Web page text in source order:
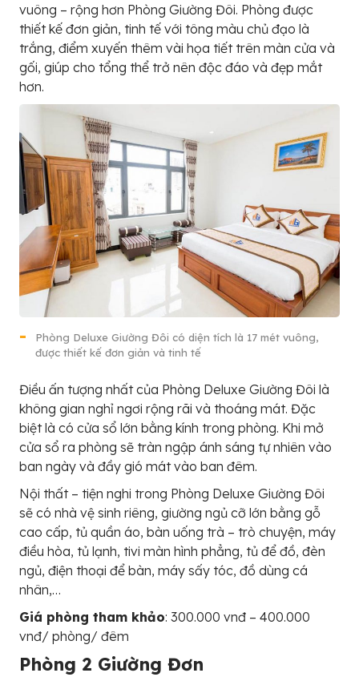
vuông – rộng hơn Phòng Giường Đôi. Phòng được
thiết kế đơn giản, tinh tế với tông màu chủ đạo là
trắng, điểm xuyến thêm vài họa tiết trên màn cửa và
gối, giúp cho tổng thể trở nên độc đáo và đẹp mắt
hơn.
Phòng Deluxe Giường Đôi có diện tích là 17 mét vuông,
được thiết kế đơn giản và tinh tế
Điều ấn tượng nhất của Phòng Deluxe Giường Đôi là
không gian nghỉ ngơi rộng rãi và thoáng mát. Đặc
biệt là có cửa sổ lớn bằng kính trong phòng. Khi mở
cửa sổ ra phòng sẽ tràn ngập ánh sáng tự nhiên vào
ban ngày và đầy gió mát vào ban đêm.
Nội thất – tiện nghi trong Phòng Deluxe Giường Đôi
sẽ có nhà vệ sinh riêng, giường ngủ cỡ lớn bằng gỗ
cao cấp, tủ quần áo, bàn uống trà – trò chuyện, máy
điều hòa, tủ lạnh, tivi màn hình phẳng, tủ để đồ, đèn
ngủ, điện thoại để bàn, máy sấy tóc, đồ dùng cá
nhân,…
Giá phòng tham khảo: 300.000 vnđ – 400.000
vnđ/ phòng/ đêm
Phòng 2 Giường Đơn